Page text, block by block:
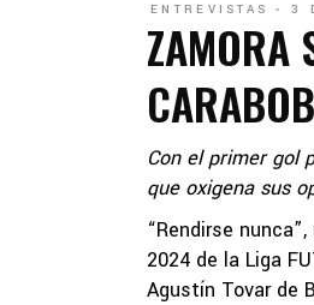
ENTREVISTAS 3
ZAMORA
Con el primer gol
que oxigena sus
“Rendirse
2024 de la Liga
Agustín Tovar de